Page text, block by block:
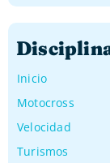
Inicio
Motocross
Velocidad
Turismos